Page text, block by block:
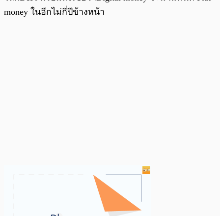
money ในอีกไม่กี่ปีข้างหน้า